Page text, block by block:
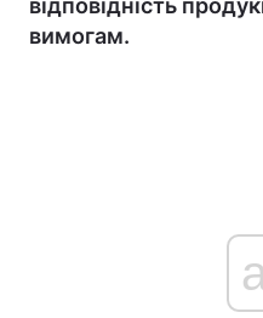
відповідність
вимогам.